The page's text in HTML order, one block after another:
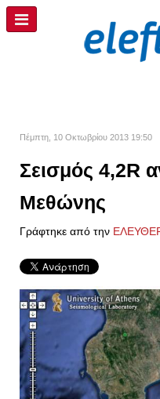
Πέμπτη, 10 Οκτωβρίου 2013 19:50
Σεισμός 4,2R
Μεθώνης
Γράφτηκε από την